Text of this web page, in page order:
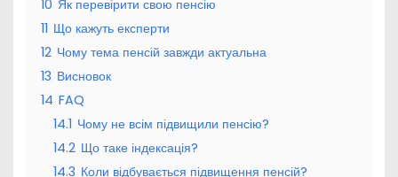
10 Як перевірити свою пенсію
11 Що кажуть експерти
12 Чому тема пенсій завжди актуальна
13 Висновок
14 FAQ
14.1 Чому не всім підвищили пенсію?
14.2 Що таке індексація?
14.3 Коли відбувається підвищення пенсій?